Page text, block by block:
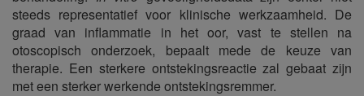
steeds representatief voor klinische werkzaamheid. De
graad van inflammatie in het oor, vast te stellen na
otoscopisch onderzoek, bepaalt mede de keuze van
therapie. Een sterkere ontstekingsreactie zal gebaat zijn
met een sterker werkende ontstekingsremmer.